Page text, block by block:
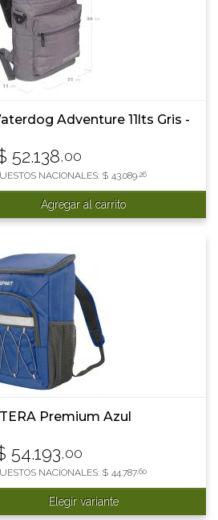
Adventure 11lts Gris -
52.138,00
NACIONALES: $ 43.089 ,26
Agregar al carrito
Premium Azul
54.193,00
NACIONALES: $ 44.787,60
Elegir variante